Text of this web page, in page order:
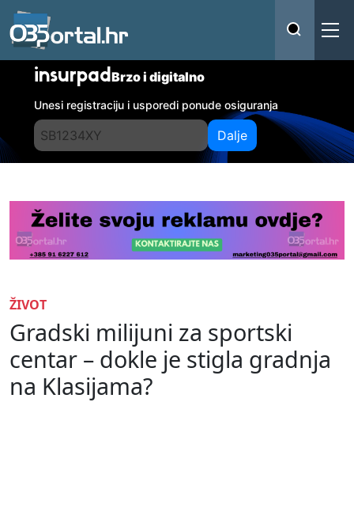
insurpadBrzo i digitalno
Unesi registraciju i usporedi ponude osiguranja
Dalje
ŽIVOT
Gradski milijuni za sportski
centar – dokle je stigla gradnja
na Klasijama?